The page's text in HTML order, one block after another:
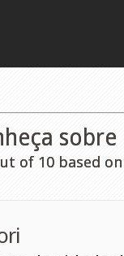
of 10 based